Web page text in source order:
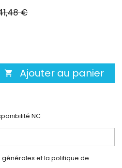
€
 Ajouter au panier
NC
et la politique de